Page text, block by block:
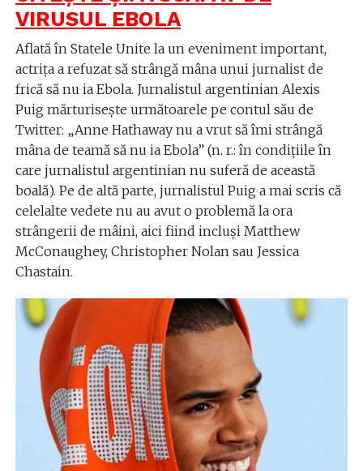
VIRUSUL EBOLA
Aflată în Statele Unite la un eveniment important,
actrița a refuzat să strângă mâna unui jurnalist de
frică să nu ia Ebola. Jurnalistul argentinian Alexis
Puig mărturisește următoarele pe contul său de
Twitter: „Anne Hathaway nu a vrut să îmi strângă
mâna de teamă să nu ia Ebola” (n. r.: în condițiile în
care jurnalistul argentinian nu suferă de această
boală). Pe de altă parte, jurnalistul Puig a mai scris că
celelalte vedete nu au avut o problemă la ora
strângerii de mâini, aici fiind incluși Matthew
McConaughey, Christopher Nolan sau Jessica
Chastain.